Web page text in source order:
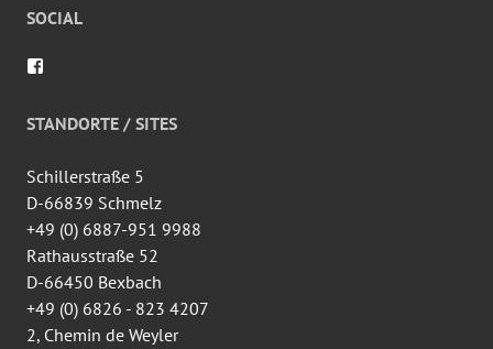
SOCIAL
auf
Facebook
STANDORTE / SITES
Schillerstraße 5
D-66839 Schmelz
+49 (0) 6887-951 9988
Rathausstraße 52
D-66450 Bexbach
+49 (0) 6826 - 823 4207
2, Chemin de Weyler